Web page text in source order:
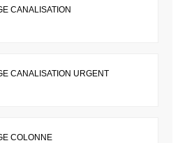
CANALISATION
CANALISATION URGENT
COLONNE